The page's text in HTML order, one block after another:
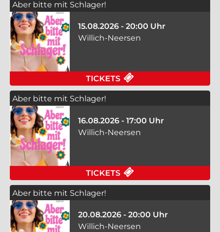
Aber bitte mit Schlager!
15.08.2026 - 20:00 Uhr
Willich-Neersen
TICKETS
Aber bitte mit Schlager!
16.08.2026 - 17:00 Uhr
Willich-Neersen
TICKETS
Aber bitte mit Schlager!
20.08.2026 - 20:00 Uhr
Willich-Neersen